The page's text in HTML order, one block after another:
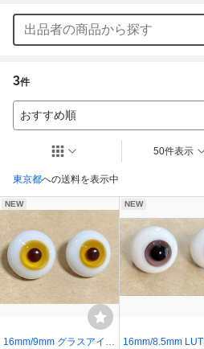
3件
おすすめ順
東京都への送料を表示中
50件表示
NEW
16mm/9mm グラスアイ 1
NEW
16mm/8.5mm